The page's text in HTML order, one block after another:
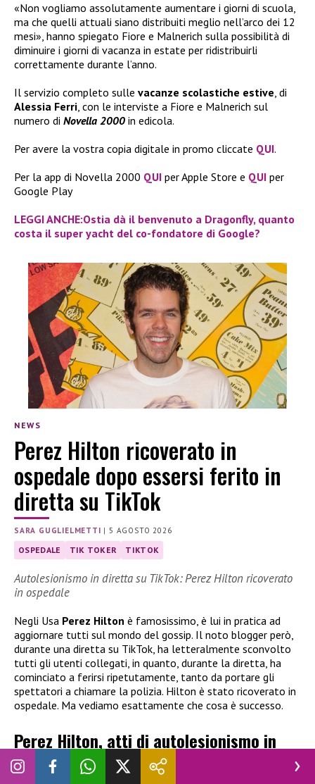
«Non vogliamo assolutamente aumentare i giorni di scuola,
ma che quelli attuali siano distribuiti meglio nell’arco dei 12
mesi», hanno spiegato Fiore e Malnerich sulla possibilità di
diminuire i giorni di vacanza in estate per ridistribuirli
correttamente durante l’anno.
Il servizio completo sulle vacanze scolastiche estive, di
Alessia Ferri, con le interviste a Fiore e Malnerich sul
numero di Novella 2000 in edicola.
Per avere la vostra copia digitale in promo cliccate QUI.
Per la app di Novella 2000 QUI per Apple Store e QUI per
Google Play
LEGGI ANCHE:Ostia dà il benvenuto a Dragonfly, quanto
costa il super yacht del co-fondatore di Google?
NEWS
Perez Hilton ricoverato in
ospedale dopo essersi ferito in
diretta su TikTok
SARA GUGLIELMETTI | 5 AGOSTO 2026
OSPEDALE TIK TOKER TIKTOK
Autolesionismo in diretta su TikTok: Perez Hilton ricoverato
in ospedale
Negli Usa Perez Hilton è famosissimo, è lui in pratica ad
aggiornare tutti sul mondo del gossip. Il noto blogger però,
durante una diretta su TikTok, ha letteralmente sconvolto
tutti gli utenti collegati, in quanto, durante la diretta, ha
cominciato a ferirsi ripetutamente, tanto da portare gli
spettatori a chiamare la polizia. Hilton è stato ricoverato in
ospedale. Ma vediamo esattamente che cosa è successo.
Perez Hilton, atti di autolesionismo in
diretta su TikTok